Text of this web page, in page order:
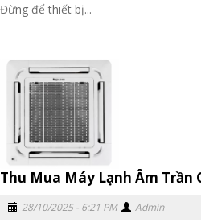
Đừng để thiết bị...
Thu Mua Máy Lạnh Âm Trần
28/10/2025 - 6:21 PM Admin